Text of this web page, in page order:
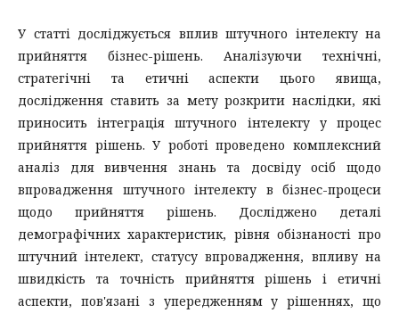
У статті досліджується вплив штучного інтелекту на
прийняття бізнес-рішень. Аналізуючи технічні,
стратегічні та етичні аспекти цього явища,
дослідження ставить за мету розкрити наслідки, які
приносить інтеграція штучного інтелекту у процес
прийняття рішень. У роботі проведено комплексний
аналіз для вивчення знань та досвіду осіб щодо
впровадження штучного інтелекту в бізнес-процеси
щодо прийняття рішень. Досліджено деталі
демографічних характеристик, рівня обізнаності про
штучний інтелект, статусу впровадження, впливу на
швидкість та точність прийняття рішень і етичні
аспекти, пов'язані з упередженням у рішеннях, що